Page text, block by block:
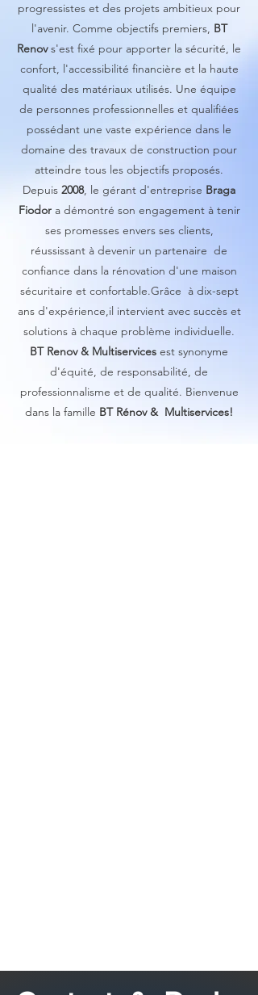
progressistes et des projets ambitieux pour
l'avenir. Comme objectifs premiers, BT
Renovs'est fixé pour apporter la sécurité, le
confort, l'accessibilité financière et la haute
qualité des matériaux utilisés. Une équipe
de personnes professionnelles et qualifiées
possédant une vaste expérience dans le
domaine des travaux de construction pour
atteindre tous les objectifs proposés.
Depuis 2008, le gérant d'entreprise Braga
Fiodora démontré son engagement à tenir
ses promesses envers ses clients,
réussissant à devenir un partenaire de
confiance dans la rénovation d'une maison
sécuritaire et confortable.Grâce à dix-sept
ans d'expérience,il intervient avec succès et
solutions à chaque problème individuelle.
BT Renov & Multiservices est synonyme
d'équité, de responsabilité, de
professionnalisme et de qualité. Bienvenue
dans la famille BT Rénov & Multiservices!